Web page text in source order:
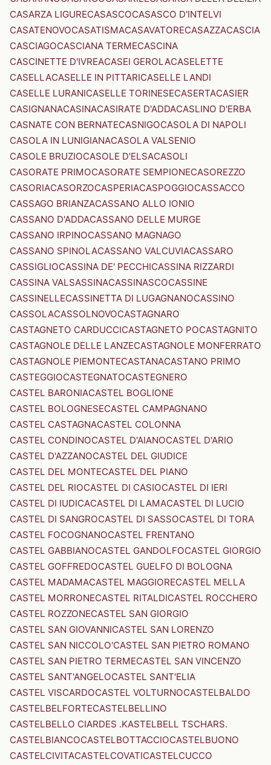
CASARZA LIGURECASASCOCASASCO D'INTELVI
CASATENOVOCASATISMACASAVATORECASAZZACASCIA
CASCIAGOCASCIANA TERMECASCINA
CASCINETTE D'IVREACASEI GEROLACASELETTE
CASELLACASELLE IN PITTARICASELLE LANDI
CASELLE LURANICASELLE TORINESECASERTACASIER
CASIGNANACASINACASIRATE D'ADDACASLINO D'ERBA
CASNATE CON BERNATECASNIGOCASOLA DI NAPOLI
CASOLA IN LUNIGIANACASOLA VALSENIO
CASOLE BRUZIOCASOLE D'ELSACASOLI
CASORATE PRIMOCASORATE SEMPIONECASOREZZO
CASORIACASORZOCASPERIACASPOGGIOCASSACCO
CASSAGO BRIANZACASSANO ALLO IONIO
CASSANO D'ADDACASSANO DELLE MURGE
CASSANO IRPINOCASSANO MAGNAGO
CASSANO SPINOLACASSANO VALCUVIACASSARO
CASSIGLIOCASSINA DE' PECCHICASSINA RIZZARDI
CASSINA VALSASSINACASSINASCOCASSINE
CASSINELLECASSINETTA DI LUGAGNANOCASSINO
CASSOLACASSOLNOVOCASTAGNARO
CASTAGNETO CARDUCCICASTAGNETO POCASTAGNITO
CASTAGNOLE DELLE LANZECASTAGNOLE MONFERRATO
CASTAGNOLE PIEMONTECASTANACASTANO PRIMO
CASTEGGIOCASTEGNATOCASTEGNERO
CASTEL BARONIACASTEL BOGLIONE
CASTEL BOLOGNESECASTEL CAMPAGNANO
CASTEL CASTAGNACASTEL COLONNA
CASTEL CONDINOCASTEL D'AIANOCASTEL D'ARIO
CASTEL D'AZZANOCASTEL DEL GIUDICE
CASTEL DEL MONTECASTEL DEL PIANO
CASTEL DEL RIOCASTEL DI CASIOCASTEL DI IERI
CASTEL DI IUDICACASTEL DI LAMACASTEL DI LUCIO
CASTEL DI SANGROCASTEL DI SASSOCASTEL DI TORA
CASTEL FOCOGNANOCASTEL FRENTANO
CASTEL GABBIANOCASTEL GANDOLFOCASTEL GIORGIO
CASTEL GOFFREDOCASTEL GUELFO DI BOLOGNA
CASTEL MADAMACASTEL MAGGIORECASTEL MELLA
CASTEL MORRONECASTEL RITALDICASTEL ROCCHERO
CASTEL ROZZONECASTEL SAN GIORGIO
CASTEL SAN GIOVANNICASTEL SAN LORENZO
CASTEL SAN NICCOLO'CASTEL SAN PIETRO ROMANO
CASTEL SAN PIETRO TERMECASTEL SAN VINCENZO
CASTEL SANT'ANGELOCASTEL SANT'ELIA
CASTEL VISCARDOCASTEL VOLTURNOCASTELBALDO
CASTELBELFORTECASTELBELLINO
CASTELBELLO CIARDES .KASTELBELL TSCHARS.
CASTELBIANCOCASTELBOTTACCIOCASTELBUONO
CASTELCIVITACASTELCOVATICASTELCUCCO